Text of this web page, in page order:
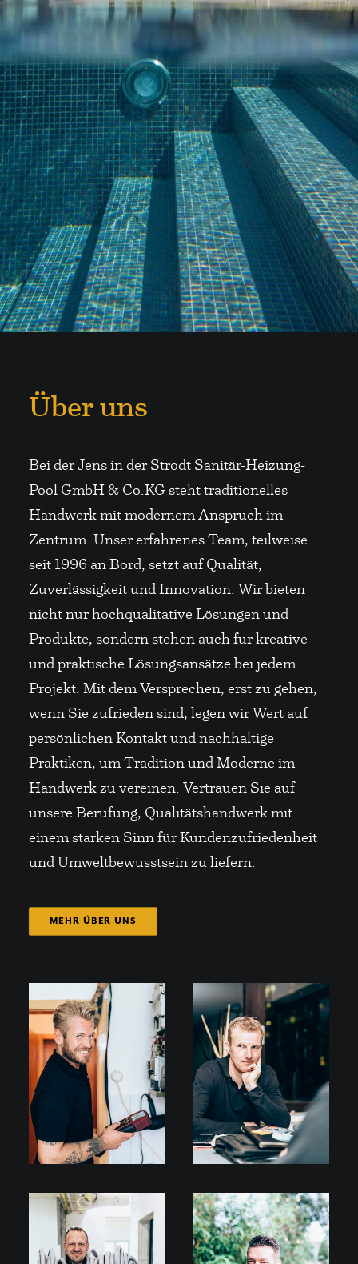
Über uns
Bei der Jens in der Strodt Sanitär-Heizung-
Pool GmbH & Co.KG steht traditionelles
Handwerk mit modernem Anspruch im
Zentrum. Unser erfahrenes Team, teilweise
seit 1996 an Bord, setzt auf Qualität,
Zuverlässigkeit und Innovation. Wir bieten
nicht nur hochqualitative Lösungen und
Produkte, sondern stehen auch für kreative
und praktische Lösungsansätze bei jedem
Projekt. Mit dem Versprechen, erst zu gehen,
wenn Sie zufrieden sind, legen wir Wert auf
persönlichen Kontakt und nachhaltige
Praktiken, um Tradition und Moderne im
Handwerk zu vereinen. Vertrauen Sie auf
unsere Berufung, Qualitätshandwerk mit
einem starken Sinn für Kundenzufriedenheit
und Umweltbewusstsein zu liefern.
MEHR ÜBER UNS